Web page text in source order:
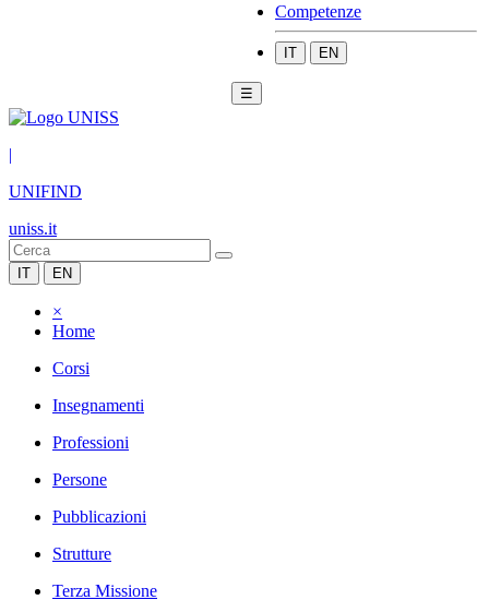
Competenze
IT EN
☰
|
UNIFIND
uniss.it
IT EN
×
Home
Corsi
Insegnamenti
Professioni
Persone
Pubblicazioni
Strutture
Terza Missione